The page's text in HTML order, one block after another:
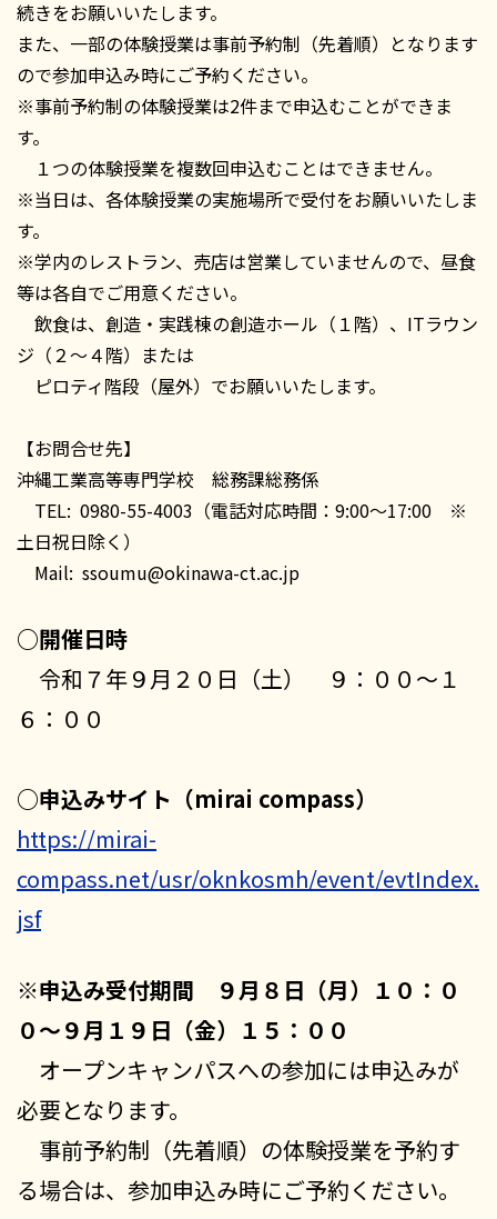
続きをお願いいたします。
また、一部の体験授業は事前予約制（先着順）となります
ので参加申込み時にご予約ください。
※事前予約制の体験授業は2件まで申込むことができま
す。
１つの体験授業を複数回申込むことはできません。
※当日は、各体験授業の実施場所で受付をお願いいたしま
す。
※学内のレストラン、売店は営業していませんので、昼食
等は各自でご用意ください。
飲食は、創造・実践棟の創造ホール（１階）、ITラウン
ジ（２～４階）または
ピロティ階段（屋外）でお願いいたします。
【お問合せ先】
沖縄工業高等専門学校 総務課総務係
TEL: 0980-55-4003（電話対応時間：9:00～17:00 ※
土日祝日除く）
Mail: ssoumu@okinawa-ct.ac.jp
○開催日時
令和７年９月２０日（土） ９：００～１
６：００
○申込みサイト（mirai compass）
https://mirai-
compass.net/usr/oknkosmh/event/evtIndex.
jsf
※申込み受付期間
９月８日（月）１０：０
０～９月１９日（金）１５：００
オープンキャンパスへの参加には申込みが
必要となります。
事前予約制（先着順）の体験授業を予約す
る場合は、参加申込み時にご予約ください。